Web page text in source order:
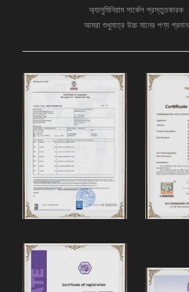
অ্যালুমিনিয়াম সার্কেল প্রস্তুতকারক
আমরা শুধুমাত্র উচ্চ মানের পণ্য প্রদান